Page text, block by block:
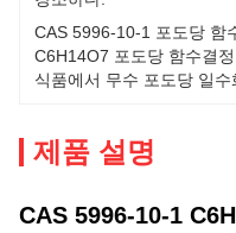
CAS 5996-10-1 포도당 함
C6H14O7 포도당 함수결
식품에서 무수 포도당 일수
제품 설명
CAS 5996-10-1